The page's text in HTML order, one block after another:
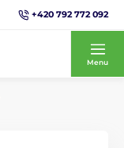
+420 792 772 092
Menu